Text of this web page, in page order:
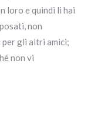
loro e quindi li hai
non
gli altri amici;
non vi